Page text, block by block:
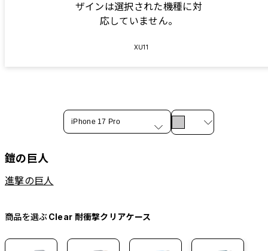
ザインは選択された機種に対
応していません。
XU11
iPhone 17 Pro
鎧の巨人
進撃の巨人
商品を選ぶClear 耐衝撃クリアケース